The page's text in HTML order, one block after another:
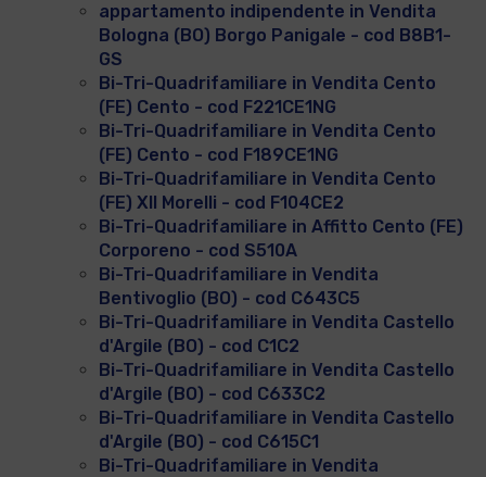
appartamento indipendente in Vendita
Bologna (BO) Borgo Panigale - cod B8B1-
GS
Bi-Tri-Quadrifamiliare in Vendita Cento
(FE) Cento - cod F221CE1NG
Bi-Tri-Quadrifamiliare in Vendita Cento
(FE) Cento - cod F189CE1NG
Bi-Tri-Quadrifamiliare in Vendita Cento
(FE) XII Morelli - cod F104CE2
Bi-Tri-Quadrifamiliare in Affitto Cento (FE)
Corporeno - cod S510A
Bi-Tri-Quadrifamiliare in Vendita
Bentivoglio (BO) - cod C643C5
Bi-Tri-Quadrifamiliare in Vendita Castello
d'Argile (BO) - cod C1C2
Bi-Tri-Quadrifamiliare in Vendita Castello
d'Argile (BO) - cod C633C2
Bi-Tri-Quadrifamiliare in Vendita Castello
d'Argile (BO) - cod C615C1
Bi-Tri-Quadrifamiliare in Vendita